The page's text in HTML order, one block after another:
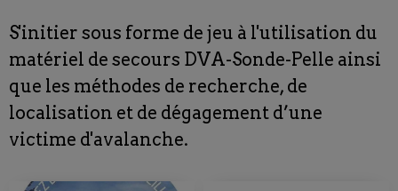
S'initier sous forme de jeu à l'utilisation du
matériel de secours DVA-Sonde-Pelle ainsi
que les méthodes de recherche, de
localisation et de dégagement d’une
victime d'avalanche.